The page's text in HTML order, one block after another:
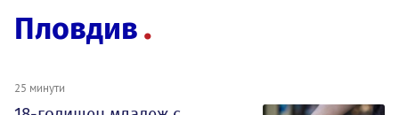
Пловдив
25 минути